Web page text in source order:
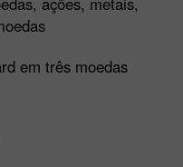
em três moedas